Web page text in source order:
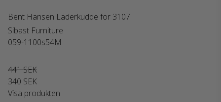
Bent Hansen Läderkudde för 3107
Sibast Furniture
059-1100s54M
441 SEK
340 SEK
Visa produkten